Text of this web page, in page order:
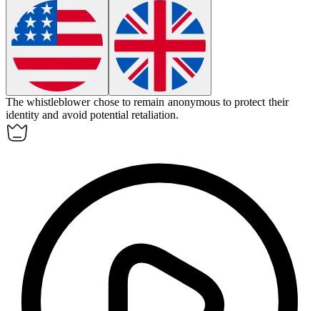
The whistleblower chose to remain anonymous to protect their
identity and avoid potential retaliation.